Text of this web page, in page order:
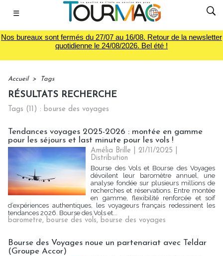
☰
Nos bureaux sont fermés du 27/07 au 16/08. Retour de la newsletter
quotidienne le 24/08/2026. Bel été !
Accueil > Tags
RÉSULTATS RECHERCHE
Tags (11) : bourse des voyages
Tendances voyages 2025-2026 : montée en gamme
pour les séjours et last minute pour les vols !
Amélia Brille | 21/11/2025
Distribution
Bourse des Vols et Bourse des Voyages
dévoilent leur baromètre annuel, une
analyse fondée sur plusieurs millions de
recherches et réservations. Entre montée
en gamme, flexibilité renforcée et soif
d’expériences authentiques, les voyageurs français redessinent les
tendances 2026. Bourse des Vols et...
barometre, bourse des vols, bourse des voyages
Bourse des Voyages noue un partenariat avec Teldar
(Groupe Accor)